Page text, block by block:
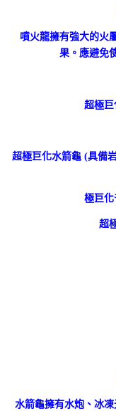
噴火龍擁有強大的火
果。應避免
超極
超極巨化水箭龜 (具備
極巨
超
水箭龜擁有水炮、冰